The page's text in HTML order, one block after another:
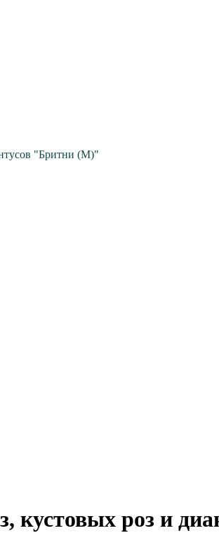
"Бритни (M)"
кустовых роз и